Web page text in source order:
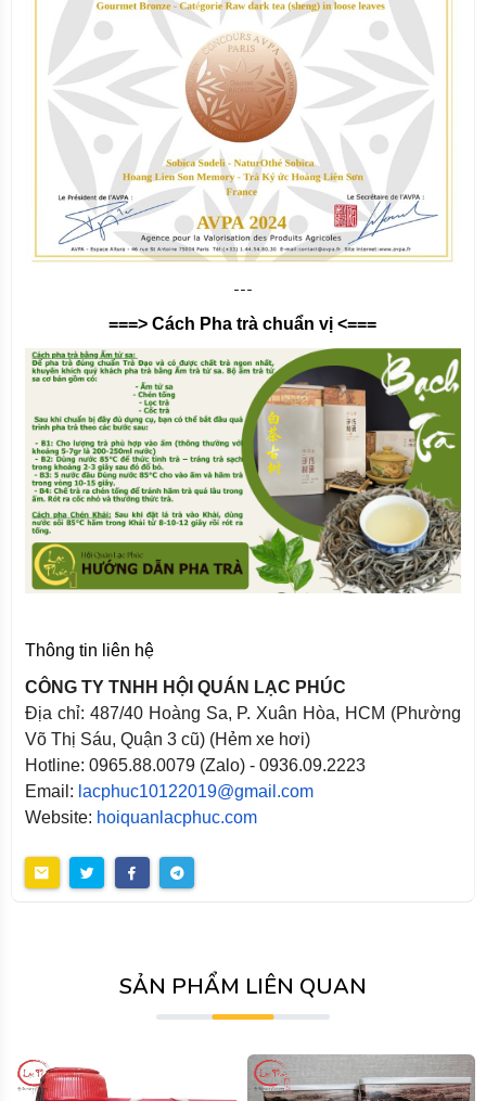
---
===> Cách Pha trà chuẩn vị <===
Thông tin liên hệ
CÔNG TY TNHH HỘI QUÁN LẠC PHÚC
Địa chỉ: 487/40 Hoàng Sa, P. Xuân Hòa, HCM (Phường
Võ Thị Sáu, Quận 3 cũ) (Hẻm xe hơi)
Hotline: 0965.88.0079 (Zalo) - 0936.09.2223
Email: lacphuc10122019@gmail.com
Website: hoiquanlacphuc.com
SẢN PHẨM LIÊN QUAN